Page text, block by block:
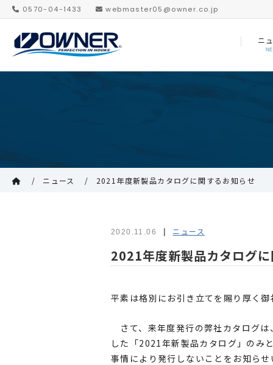
0570-04-1433 webmaster05@owner.co.jp
ニ
ニュース 2021年度新製品カタログに関するお知らせ
2020.11.06 ニュース
2021年度新製品カタログ
平素は格別にお引き立てを賜り厚く
さて、来年度発行の弊社カタログ
した「2021年新製品カタログ」のみ
事情により発行しないことをお知ら